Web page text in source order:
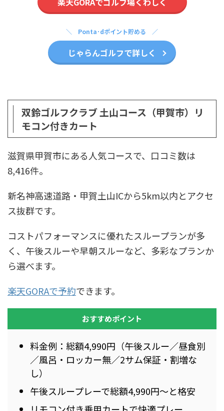
Ponta･dポイント貯める
じゃらんゴルフで詳しく
双鈴ゴルフクラブ 土山コース（甲賀市）リ
モコン付きカート
滋賀県甲賀市にある人気コースで、口コミ数は
8,416件。
新名神高速道路・甲賀土山ICから5km以内とアクセ
ス抜群です。
コストパフォーマンスに優れたスループランが多
く、午後スルーや早朝スルーなど、多彩なプランか
ら選べます。
楽天GORAで予約できます。
おすすめポイント
料金例：総額4,990円（午後スルー／昼食別
／風呂・ロッカー無／2サム保証・割増な
し）
午後スループレーで総額4,990円〜と格安